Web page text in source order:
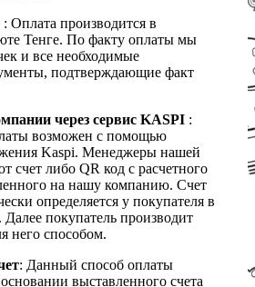
: Оплата производится в
Тенге. По факту оплаты мы
и все необходимые
подтверждающие факт
через сервис KASPI :
возможен с помощью
Kaspi. Менеджеры нашей
счет либо QR код с расчетного
на нашу компанию. Счет
определяется у покупателя в
покупатель производит
него способом.
: Данный способ оплаты
выставленного счета